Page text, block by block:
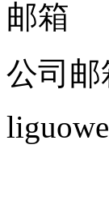
邮箱
公司邮